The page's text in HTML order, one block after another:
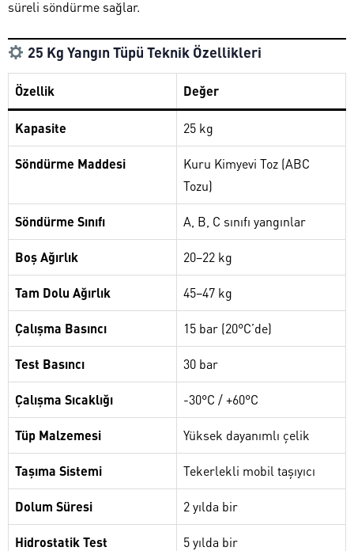
süreli söndürme sağlar.
25 Kg Yangın Tüpü Teknik Özellikleri
Özellik Değer
Kapasite 25 kg
Söndürme Maddesi
Kuru Kimyevi Toz (ABC
Tozu)
Söndürme Sınıfı A, B, C sınıfı yangınlar
Boş Ağırlık 20–22 kg
Tam Dolu Ağırlık 45–47 kg
Çalışma Basıncı 15 bar (20°C’de)
Test Basıncı 30 bar
Çalışma Sıcaklığı -30°C / +60°C
Tüp Malzemesi Yüksek dayanımlı çelik
Taşıma Sistemi Tekerlekli mobil taşıyıcı
Dolum Süresi 2 yılda bir
Hidrostatik Test 5 yılda bir